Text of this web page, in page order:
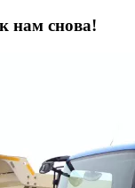
нам снова!